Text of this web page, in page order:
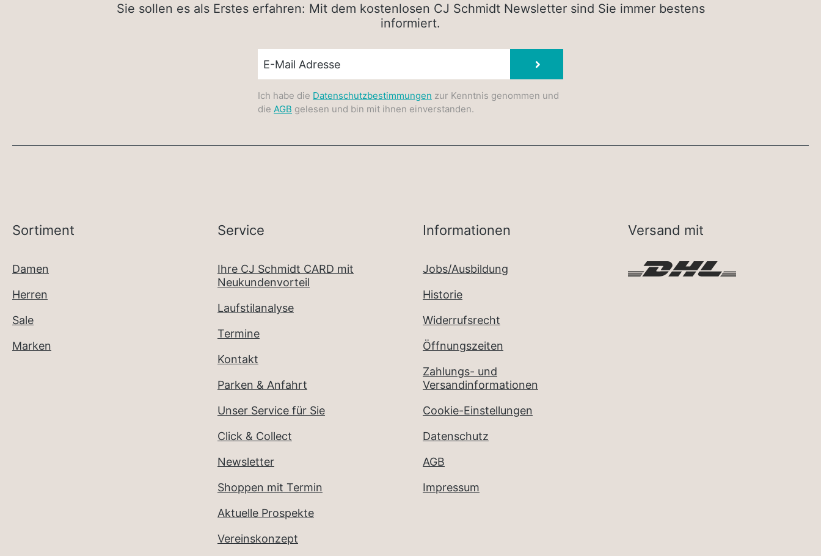
Sie sollen es als Erstes erfahren: Mit dem kostenlosen CJ Schmidt Newsletter sind Sie immer bestens
informiert.
Ich habe die Datenschutzbestimmungen zur Kenntnis genommen und
die AGB gelesen und bin mit ihnen einverstanden.
Sortiment
Damen
Herren
Sale
Marken
Service
Ihre CJ Schmidt CARD mit
Neukundenvorteil
Laufstilanalyse
Termine
Kontakt
Parken & Anfahrt
Unser Service für Sie
Click & Collect
Newsletter
Shoppen mit Termin
Aktuelle Prospekte
Vereinskonzept
Informationen
Jobs/Ausbildung
Historie
Widerrufsrecht
Öffnungszeiten
Zahlungs- und
Versandinformationen
Cookie-Einstellungen
Datenschutz
AGB
Impressum
Versand mit